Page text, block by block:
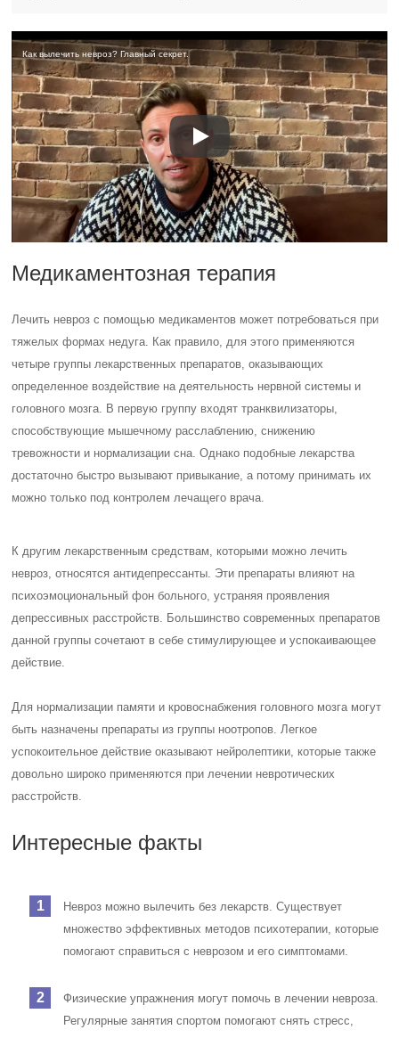
Как вылечить невроз? Главный секрет.
Медикаментозная терапия
Лечить невроз с помощью медикаментов может потребоваться при
тяжелых формах недуга. Как правило, для этого применяются
четыре группы лекарственных препаратов, оказывающих
определенное воздействие на деятельность нервной системы и
головного мозга. В первую группу входят транквилизаторы,
способствующие мышечному расслаблению, снижению
тревожности и нормализации сна. Однако подобные лекарства
достаточно быстро вызывают привыкание, а потому принимать их
можно только под контролем лечащего врача.
К другим лекарственным средствам, которыми можно лечить
невроз, относятся антидепрессанты. Эти препараты влияют на
психоэмоциональный фон больного, устраняя проявления
депрессивных расстройств. Большинство современных препаратов
данной группы сочетают в себе стимулирующее и успокаивающее
действие.
Для нормализации памяти и кровоснабжения головного мозга могут
быть назначены препараты из группы ноотропов. Легкое
успокоительное действие оказывают нейролептики, которые также
довольно широко применяются при лечении невротических
расстройств.
Интересные факты
Невроз можно вылечить без лекарств. Существует
множество эффективных методов психотерапии, которые
помогают справиться с неврозом и его симптомами.
Физические упражнения могут помочь в лечении невроза.
Регулярные занятия спортом помогают снять стресс,